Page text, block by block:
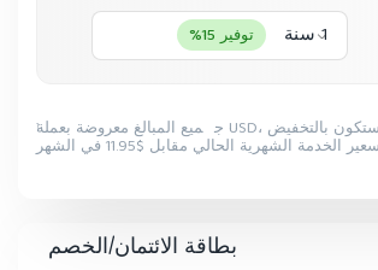
بطاقة الائتمان/الخصم
1 سنة توفير 15%
1 جميع المبالغ معروضة بعملة USD، وأي خصومات ستكون بالتخفيض
الشهرية الحالي مقابل $11.95 في الشهر